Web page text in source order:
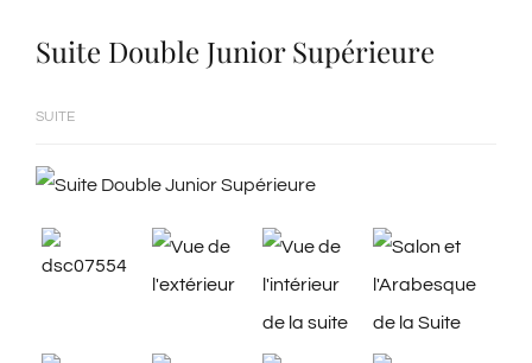
Suite Double Junior Supérieure
SUITE